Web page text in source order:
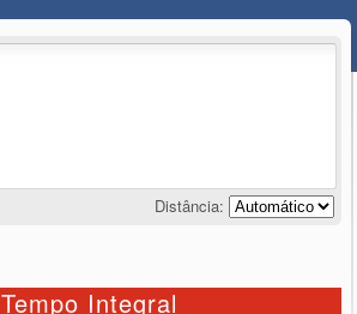
Distância:
Tempo Integral